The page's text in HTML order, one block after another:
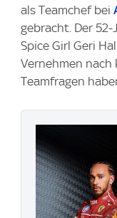
als Teamchef bei
gebracht. Der
Spice Girl Geri
Vernehmen
Teamfragen